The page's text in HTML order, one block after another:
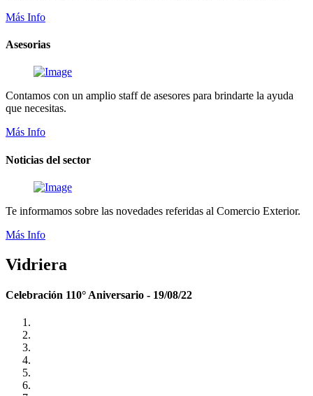
Más Info
Asesorias
Contamos con un amplio staff de asesores para brindarte la ayuda
que necesitas.
Más Info
Noticias del sector
Te informamos sobre las novedades referidas al Comercio Exterior.
Más Info
Vidriera
Celebración 110° Aniversario - 19/08/22